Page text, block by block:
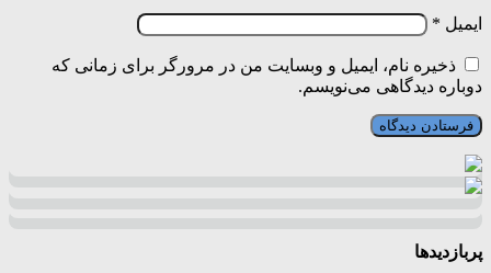
ایمیل *
ذخیره نام، ایمیل و وبسایت من در مرورگر برای زمانی که
دوباره دیدگاهی می‌نویسم.
پربازدیدها